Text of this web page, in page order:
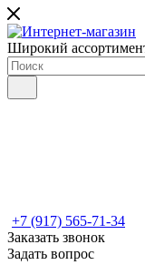
Широкий
+7 (917) 565-71-34
Заказать звонок
Задать вопрос